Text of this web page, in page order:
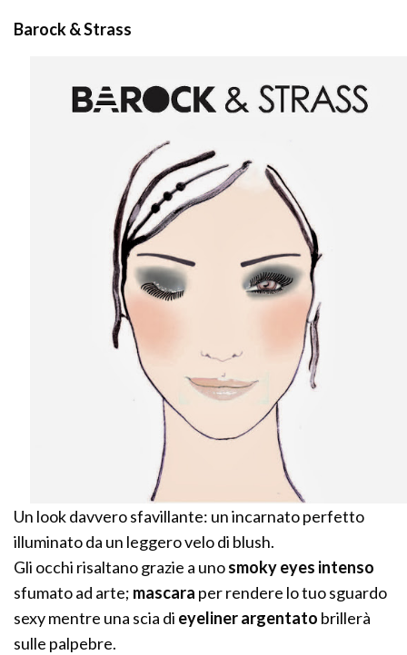
Barock & Strass
Un look davvero sfavillante: un incarnato perfetto
illuminato da un leggero velo di blush.
Gli occhi risaltano grazie a unosmoky eyes intenso
sfumato ad arte; mascara per rendere lo tuo sguardo
sexy mentre una scia di eyeliner argentato brillerà
sulle palpebre.